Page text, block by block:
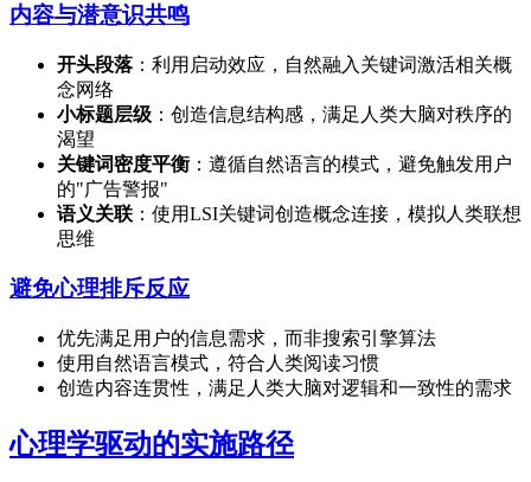
内容与潜意识共鸣
开头段落 ：利用启动效应，自然融入关键词激活相关概
念网络
小标题层级 ：创造信息结构感，满足人类大脑对秩序的
渴望
关键词密度平衡 ：遵循自然语言的模式，避免触发用户
的"广告警报"
语义关联 ：使用LSI关键词创造概念连接，模拟人类联想
思维
避免心理排斥反应
优先满足用户的信息需求，而非搜索引擎算法
使用自然语言模式，符合人类阅读习惯
创造内容连贯性，满足人类大脑对逻辑和一致性的需求
心理学驱动的实施路径